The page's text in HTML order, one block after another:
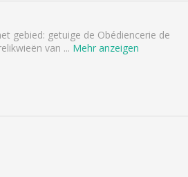
gebied: getuige de Obédiencerie de
van ... Mehr anzeigen